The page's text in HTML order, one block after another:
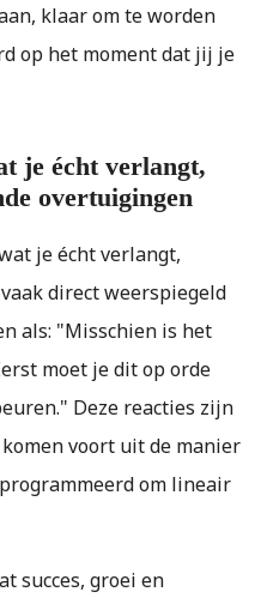
klaar om te worden
op het moment dat jij je
je écht verlangt,
overtuigingen
je écht verlangt,
direct weerspiegeld
als: "Misschien is het
moet je dit op orde
Deze reacties zijn
voort uit de manier
om lineair
succes, groei en